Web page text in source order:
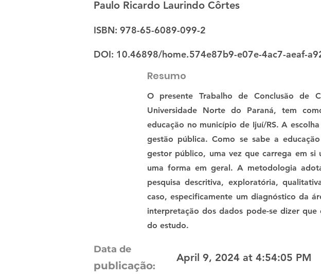
Paulo Ricardo Laurindo Côrtes
ISBN: 978-65-6089-099-2
DOI: 10.46898/home.574e87b9-e07e-4ac7-aeaf-
Resumo
O presente Trabalho de Conclusão de
Universidade Norte do Paraná, tem
educação no município de Ijuí/RS. A
gestão pública. Como se sabe a
gestor público, uma vez que carrega em
uma forma em geral. A metodologia
pesquisa descritiva, exploratória,
caso, especificamente um diagnóstico da
interpretação dos dados pode-se dizer
do estudo.
Data de
publicação:
April 9, 2024 at 4:54:05 PM